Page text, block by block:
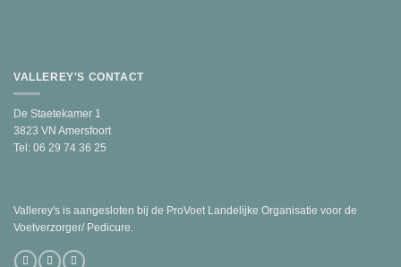
VALLEREY'S CONTACT
De Staetekamer 1
3823 VN Amersfoort
Tel: 06 29 74 36 25
Vallerey's is aangesloten bij de ProVoet Landelijke Organisatie voor de
Voetverzorger/ Pedicure.